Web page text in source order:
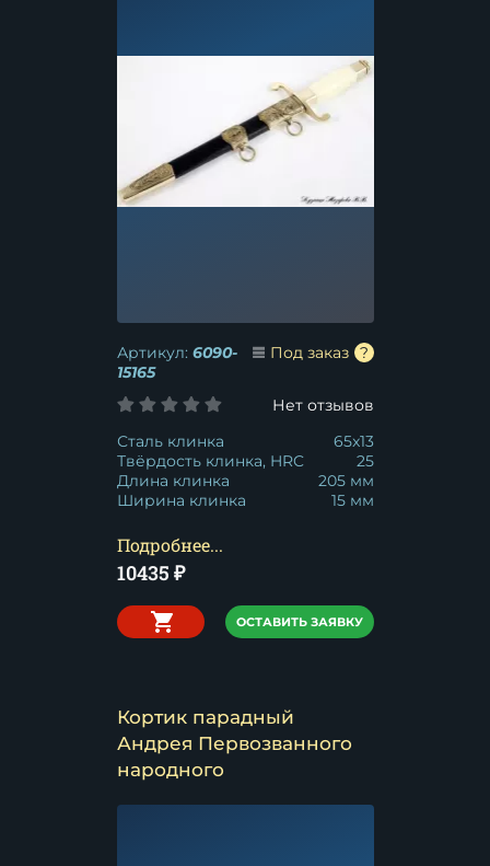
Артикул: 6090-
15165
Под заказ
Нет отзывов
Сталь клинка
65x13
Твёрдость клинка, HRC
25
Длина клинка
205 мм
Ширина клинка
15 мм
Подробнее...
10435 ₽
ОСТАВИТЬ ЗАЯВКУ
Кортик парадный
Андрея Первозванного
народного